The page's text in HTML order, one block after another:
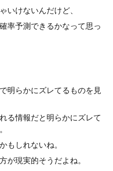
いけないんだけど、
率予測できるかなって思っ
明らかにズレてるものを見
る情報だと明らかにズレて
もしれないね。
が現実的そうだよね。